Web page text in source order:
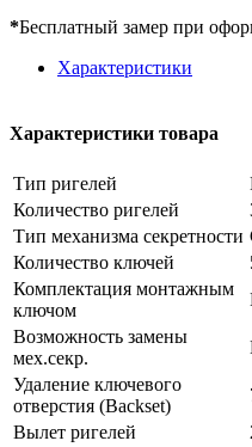
*Бесплатный замер при
Характеристики
Характеристики товара
Тип ригелей
Количество ригелей
Тип механизма секретности
Количество ключей
Комплектация монтажным
ключом
Возможность замены
мех.секр.
Удаление ключевого
отверстия (Backset)
Вылет ригелей